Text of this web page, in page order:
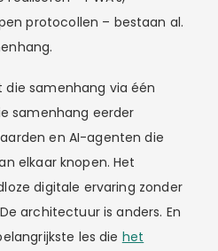
protocollen – bestaan al.
die samenhang via één
samenhang eerder
en AI-agenten die
elkaar knopen. Het
digitale ervaring zonder
architectuur is anders. En
les die het